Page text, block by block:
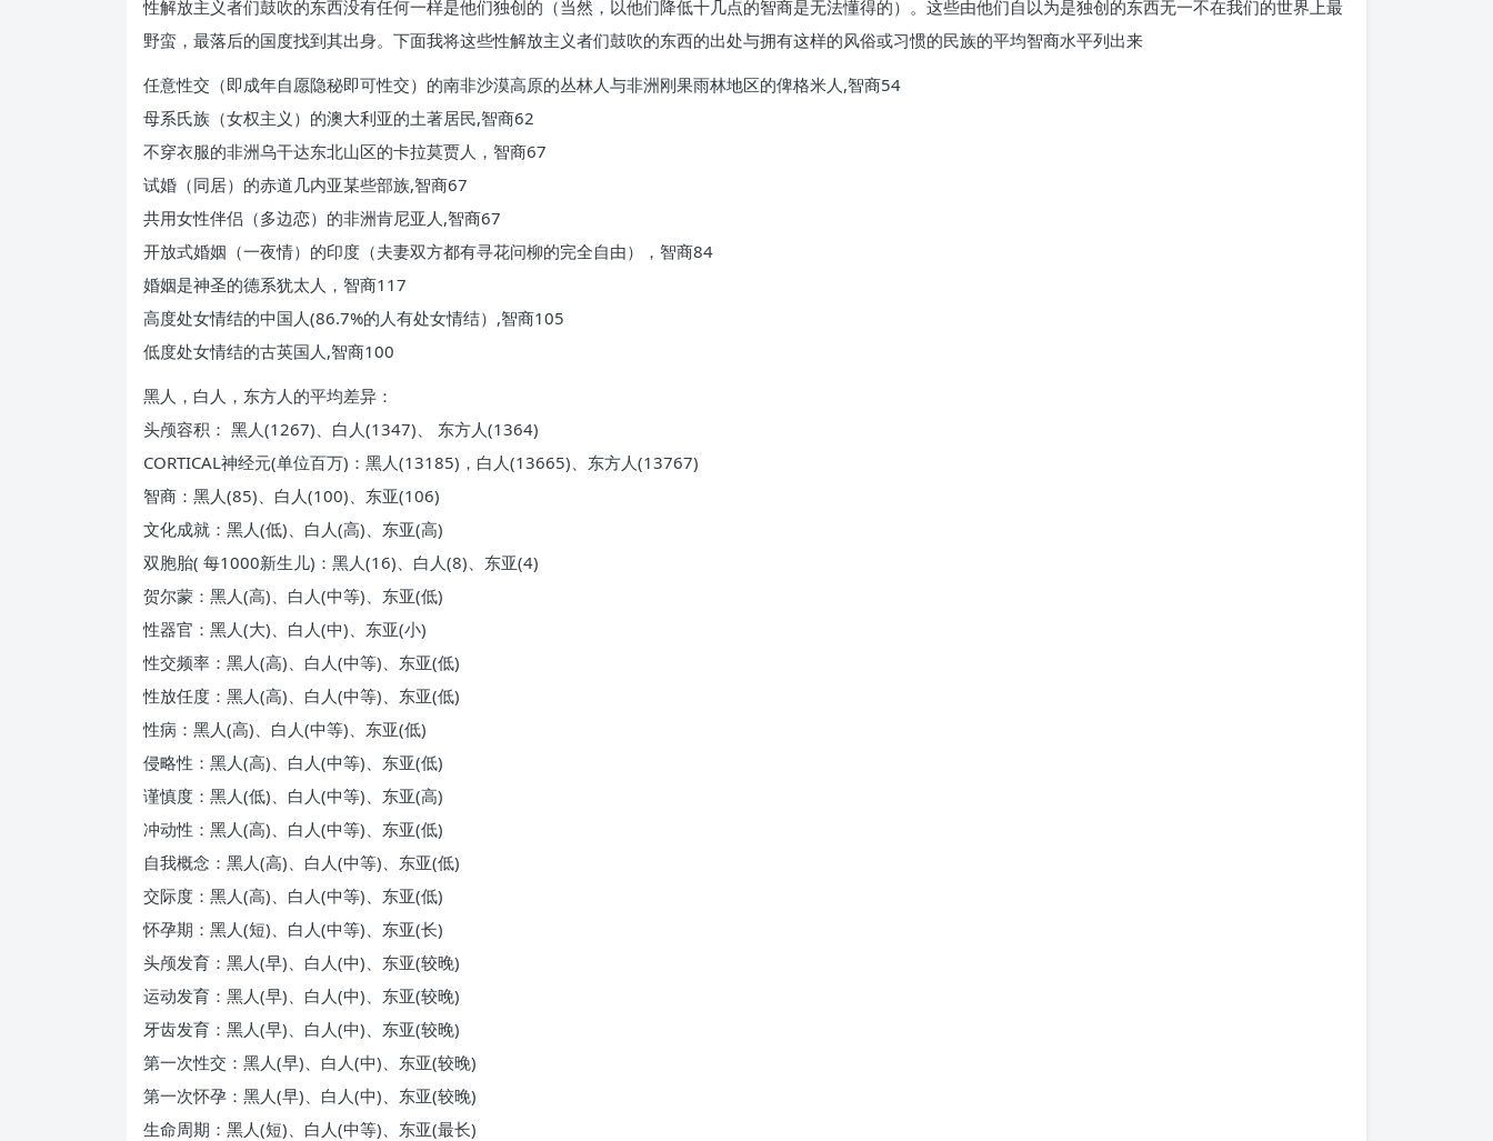
性解放主义者们鼓吹的东西没有任何一样是他们独创的（当然，以他们降低十几点的智商是无法懂得的）。这些由他们自以为是独创的东西无一不在我们的世界上最
野蛮，最落后的国度找到其出身。下面我将这些性解放主义者们鼓吹的东西的出处与拥有这样的风俗或习惯的民族的平均智商水平列出来
任意性交（即成年自愿隐秘即可性交）的南非沙漠高原的丛林人与非洲刚果雨林地区的俾格米人,智商54
母系氏族（女权主义）的澳大利亚的土著居民,智商62
不穿衣服的非洲乌干达东北山区的卡拉莫贾人，智商67
试婚（同居）的赤道几内亚某些部族,智商67
共用女性伴侣（多边恋）的非洲肯尼亚人,智商67
开放式婚姻（一夜情）的印度（夫妻双方都有寻花问柳的完全自由），智商84
婚姻是神圣的德系犹太人，智商117
高度处女情结的中国人(86.7%的人有处女情结）,智商105
低度处女情结的古英国人,智商100
黑人，白人，东方人的平均差异：
头颅容积： 黑人(1267)、白人(1347)、 东方人(1364)
CORTICAL神经元(单位百万)：黑人(13185)，白人(13665)、东方人(13767)
智商：黑人(85)、白人(100)、东亚(106)
文化成就：黑人(低)、白人(高)、东亚(高)
双胞胎( 每1000新生儿)：黑人(16)、白人(8)、东亚(4)
贺尔蒙：黑人(高)、白人(中等)、东亚(低)
性器官：黑人(大)、白人(中)、东亚(小)
性交频率：黑人(高)、白人(中等)、东亚(低)
性放任度：黑人(高)、白人(中等)、东亚(低)
性病：黑人(高)、白人(中等)、东亚(低)
侵略性：黑人(高)、白人(中等)、东亚(低)
谨慎度：黑人(低)、白人(中等)、东亚(高)
冲动性：黑人(高)、白人(中等)、东亚(低)
自我概念：黑人(高)、白人(中等)、东亚(低)
交际度：黑人(高)、白人(中等)、东亚(低)
怀孕期：黑人(短)、白人(中等)、东亚(长)
头颅发育：黑人(早)、白人(中)、东亚(较晚)
运动发育：黑人(早)、白人(中)、东亚(较晚)
牙齿发育：黑人(早)、白人(中)、东亚(较晚)
第一次性交：黑人(早)、白人(中)、东亚(较晚)
第一次怀孕：黑人(早)、白人(中)、东亚(较晚)
生命周期：黑人(短)、白人(中等)、东亚(最长)